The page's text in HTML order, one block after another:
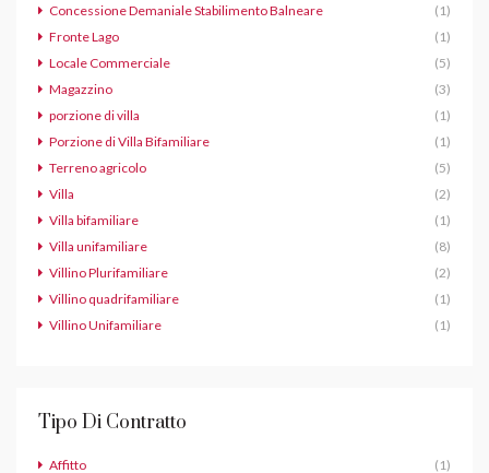
Concessione Demaniale Stabilimento Balneare
(1)
Fronte Lago
(1)
Locale Commerciale
(5)
Magazzino
(3)
porzione di villa
(1)
Porzione di Villa Bifamiliare
(1)
Terreno agricolo
(5)
Villa
(2)
Villa bifamiliare
(1)
Villa unifamiliare
(8)
Villino Plurifamiliare
(2)
Villino quadrifamiliare
(1)
Villino Unifamiliare
(1)
Tipo Di Contratto
Affitto
(1)